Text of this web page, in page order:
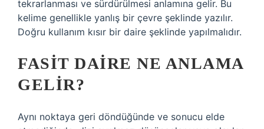
tekrarlanması ve sürdürülmesi anlamına gelir. Bu
kelime genellikle yanlış bir çevre şeklinde yazılır.
Doğru kullanım kısır bir daire şeklinde yapılmalıdır.
FASIT DAIRE NE ANLAMA
GELIR?
Aynı noktaya geri döndüğünde ve sonucu elde